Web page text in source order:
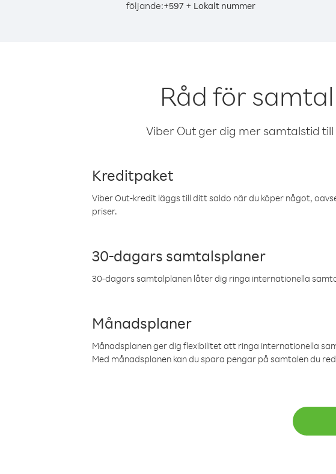
följande:+597+ Lokalt nummer
Råd för
Viber Out ger dig mer samtalstid
Kreditpaket
Viber Out-kredit läggs till ditt saldo när du köper något,
priser.
30-dagars samtalsplaner
30-dagars samtalplanen låter dig ringa internationella
Månadsplaner
Månadsplanen ger dig flexibilitet att ringa internationella
Med månadsplanen kan du spara pengar på samtalen du